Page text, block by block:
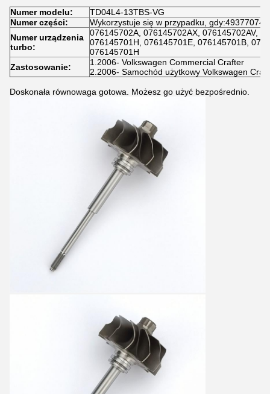
Numer modelu:
TD04L4-13TBS-VG
Numer części:
Wykorzystuje się w przypadku,
Numer urządzenia
turbo:
076145702A, 076145702AX, 076145702AV,
076145701H, 076145701E, 076145701B,
076145701H
Zastosowanie:
1.2006- Volkswagen Commercial Crafter
2.2006- Samochód użytkowy Volkswagen
Doskonała równowaga gotowa. Możesz go użyć bezpośrednio.